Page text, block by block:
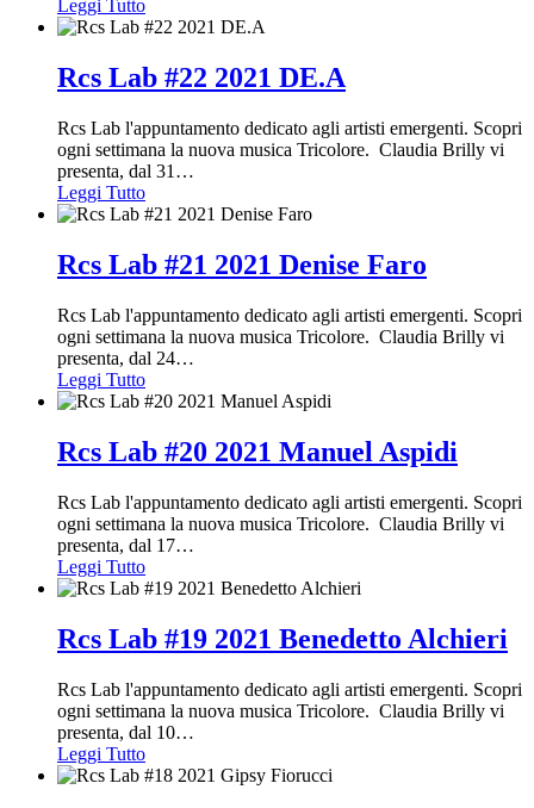
Leggi Tutto
Rcs Lab #22 2021 DE.A
Rcs Lab l'appuntamento dedicato agli artisti emergenti. Scopri
ogni settimana la nuova musica Tricolore. Claudia Brilly vi
presenta, dal 31 …
Leggi Tutto
Rcs Lab #21 2021 Denise Faro
Rcs Lab l'appuntamento dedicato agli artisti emergenti. Scopri
ogni settimana la nuova musica Tricolore. Claudia Brilly vi
presenta, dal 24…
Leggi Tutto
Rcs Lab #20 2021 Manuel Aspidi
Rcs Lab l'appuntamento dedicato agli artisti emergenti. Scopri
ogni settimana la nuova musica Tricolore. Claudia Brilly vi
presenta, dal 17…
Leggi Tutto
Rcs Lab #19 2021 Benedetto Alchieri
Rcs Lab l'appuntamento dedicato agli artisti emergenti. Scopri
ogni settimana la nuova musica Tricolore. Claudia Brilly vi
presenta, dal 10…
Leggi Tutto